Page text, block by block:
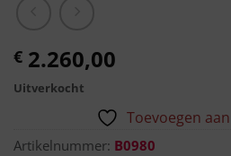
€ 2.260,00
Uitverkocht
Toevoegen
Artikelnummer: B0980